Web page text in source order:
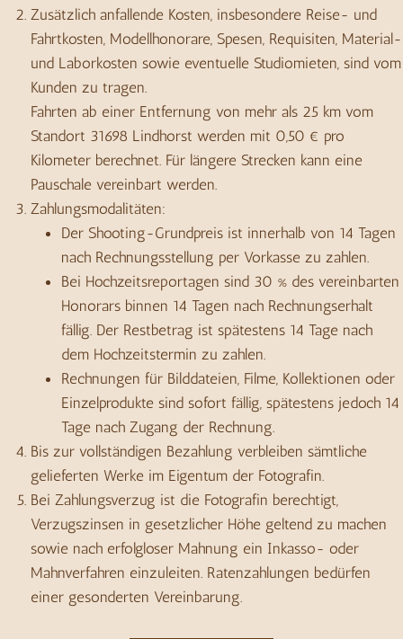
Zusätzlich anfallende Kosten, insbesondere Reise- und
Fahrtkosten, Modellhonorare, Spesen, Requisiten, Material-
und Laborkosten sowie eventuelle Studiomieten, sind vom
Kunden zu tragen.
Fahrten ab einer Entfernung von mehr als 25 km vom
Standort 31698 Lindhorst werden mit 0,50 € pro
Kilometer berechnet. Für längere Strecken kann eine
Pauschale vereinbart werden.
Zahlungsmodalitäten:
Der Shooting-Grundpreis ist innerhalb von 14 Tagen
nach Rechnungsstellung per Vorkasse zu zahlen.
Bei Hochzeitsreportagen sind 30 % des vereinbarten
Honorars binnen 14 Tagen nach Rechnungserhalt
fällig. Der Restbetrag ist spätestens 14 Tage nach
dem Hochzeitstermin zu zahlen.
Rechnungen für Bilddateien, Filme, Kollektionen oder
Einzelprodukte sind sofort fällig, spätestens jedoch 14
Tage nach Zugang der Rechnung.
Bis zur vollständigen Bezahlung verbleiben sämtliche
gelieferten Werke im Eigentum der Fotografin.
Bei Zahlungsverzug ist die Fotografin berechtigt,
Verzugszinsen in gesetzlicher Höhe geltend zu machen
sowie nach erfolgloser Mahnung ein Inkasso- oder
Mahnverfahren einzuleiten. Ratenzahlungen bedürfen
einer gesonderten Vereinbarung.